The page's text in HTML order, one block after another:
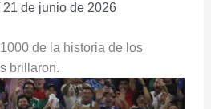
21 de junio de 2026
de la historia de los
brillaron.